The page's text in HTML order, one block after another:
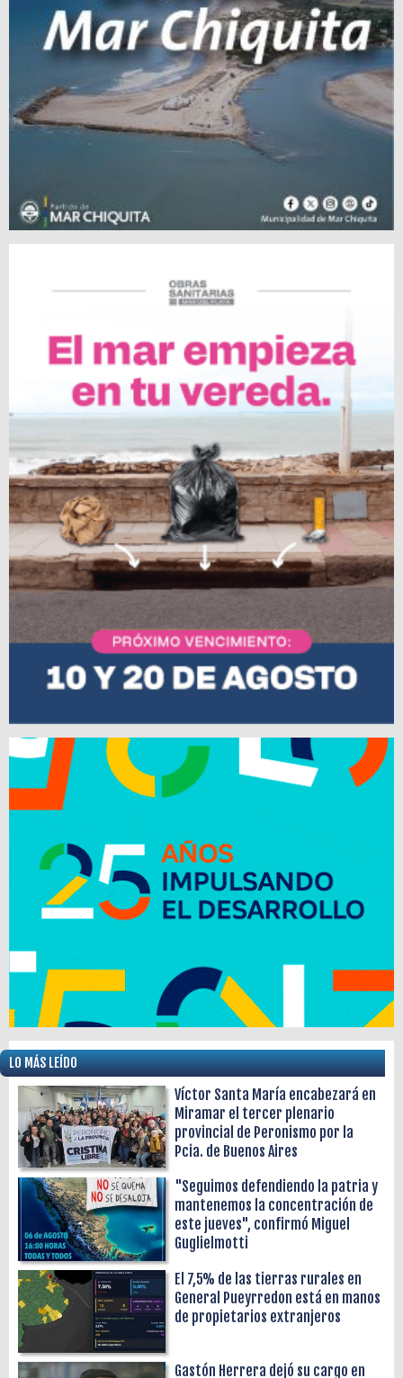
LO MÁS LEÍDO
Víctor Santa María encabezará en
Miramar el tercer plenario
provincial de Peronismo por la
Pcia. de Buenos Aires
"Seguimos defendiendo la patria y
mantenemos la concentración de
este jueves", confirmó Miguel
Guglielmotti
El 7,5% de las tierras rurales en
General Pueyrredon está en manos
de propietarios extranjeros
Gastón Herrera dejó su cargo en